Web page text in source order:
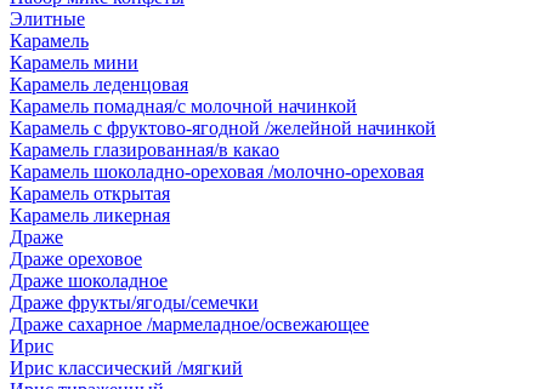
Элитные
Карамель
Карамель мини
Карамель леденцовая
Карамель помадная/с молочной начинкой
Карамель с фруктово-ягодной /желейной начинкой
Карамель глазированная/в какао
Карамель шоколадно-ореховая /молочно-ореховая
Карамель открытая
Карамель ликерная
Драже
Драже ореховое
Драже шоколадное
Драже фрукты/ягоды/семечки
Драже сахарное /мармеладное/освежающее
Ирис
Ирис классический /мягкий